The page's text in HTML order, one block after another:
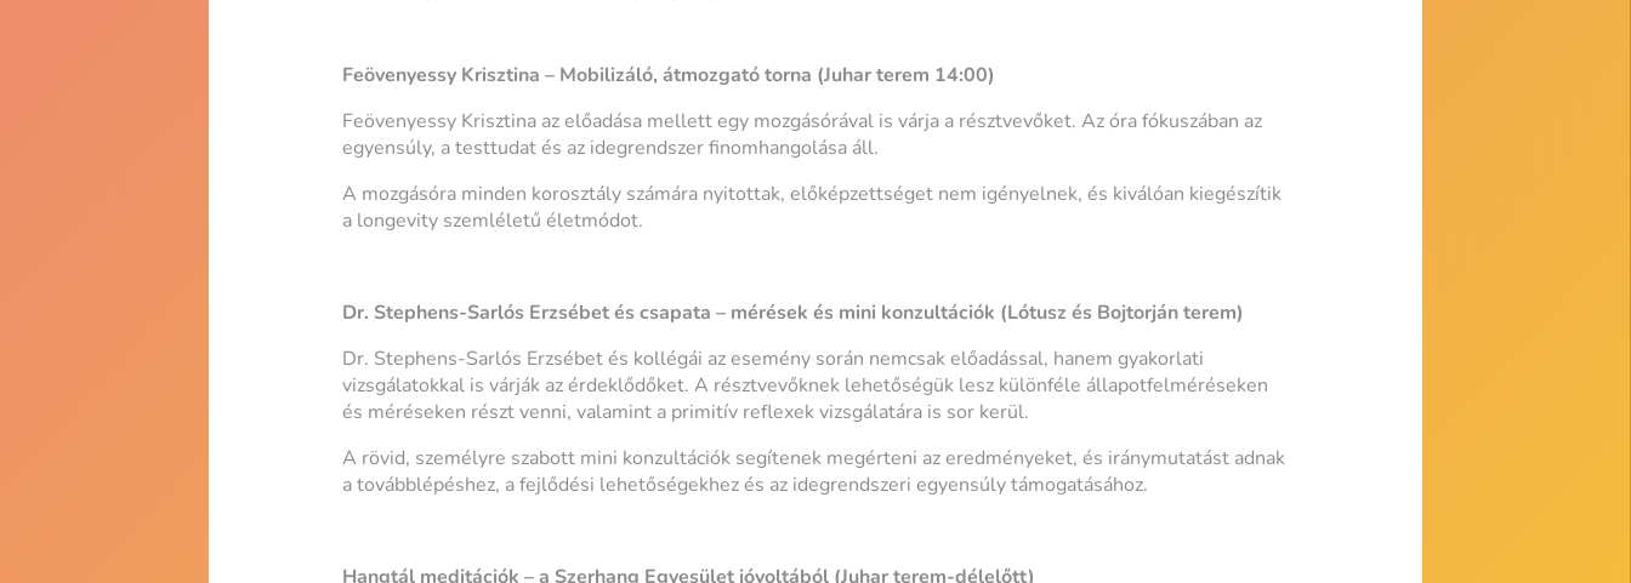
Feövenyessy Krisztina – Mobilizáló, átmozgató torna (Juhar terem 14:00)
Feövenyessy Krisztina az előadása mellett egy mozgásórával is várja a résztvevőket. Az óra fókuszában az
egyensúly, a testtudat és az idegrendszer finomhangolása áll.
A mozgásóra minden korosztály számára nyitottak, előképzettséget nem igényelnek, és kiválóan kiegészítik
a longevity szemléletű életmódot.
Dr. Stephens-Sarlós Erzsébet és csapata – mérések és mini konzultációk (Lótusz és Bojtorján terem)
Dr. Stephens-Sarlós Erzsébet és kollégái az esemény során nemcsak előadással, hanem gyakorlati
vizsgálatokkal is várják az érdeklődőket. A résztvevőknek lehetőségük lesz különféle állapotfelméréseken
és méréseken részt venni, valamint a primitív reflexek vizsgálatára is sor kerül.
A rövid, személyre szabott mini konzultációk segítenek megérteni az eredményeket, és iránymutatást adnak
a továbblépéshez, a fejlődési lehetőségekhez és az idegrendszeri egyensúly támogatásához.
Hangtál meditációk – a Szerhang Egyesület jóvoltából (Juhar terem-délelőtt)